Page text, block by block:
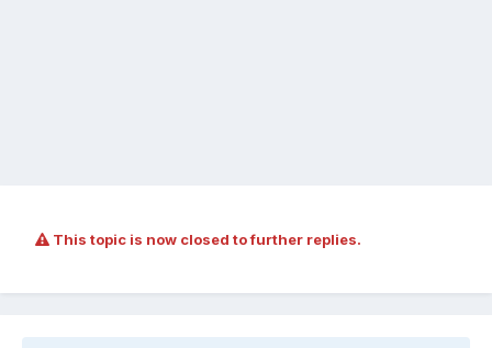
This topic is now closed to further replies.